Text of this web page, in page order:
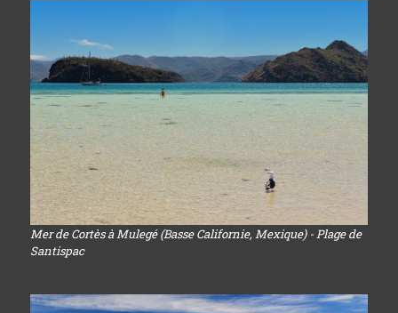
Mer de Cortès à Mulegé (Basse Californie, Mexique) - Plage de
Santispac